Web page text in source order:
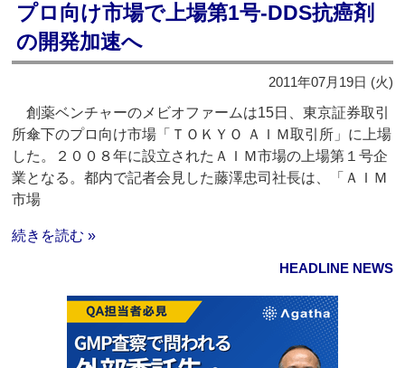
プロ向け市場で上場第1号‐DDS抗癌剤
の開発加速へ
2011年07月19日 (火)
創薬ベンチャーのメビオファームは15日、東京証券取引
所傘下のプロ向け市場「ＴＯＫＹＯ ＡＩＭ取引所」に上場
した。２００８年に設立されたＡＩＭ市場の上場第１号企
業となる。都内で記者会見した藤澤忠司社長は、「ＡＩＭ
市場
続きを読む »
HEADLINE NEWS